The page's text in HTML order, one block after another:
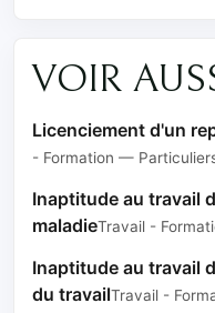
VOIR
Licenciement d'un
- Formation —
Inaptitude au travail
maladieTravail -
Inaptitude au travail
du travailTravail -